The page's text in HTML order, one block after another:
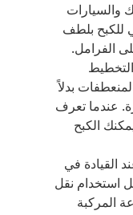
والسيارات
للكبح بلطف
الفرامل.
بدلاً
عندما تعرف
الكبح
القيادة في
استخدام نقل
المركبة